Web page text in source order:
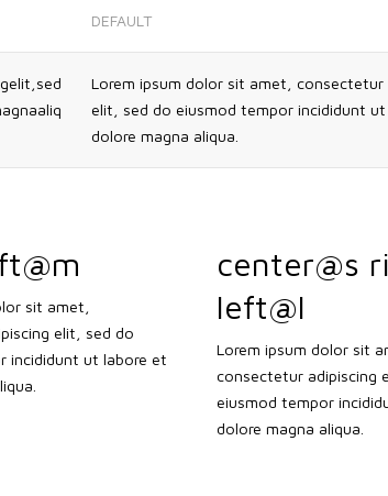
DEFAULT
Lorem ipsum dolor sit amet, consectetur
elit, sed do eiusmod tempor incididunt
dolore magna aliqua.
sit amet,
elit, sed do
incididunt ut labore et
center@s
left@l
Lorem ipsum dolor sit
consectetur adipiscing
eiusmod tempor
dolore magna aliqua.